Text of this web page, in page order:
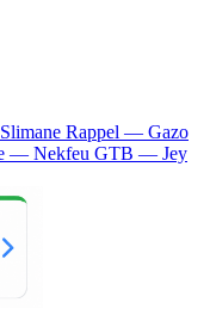
Rappel — Gazo
— Nekfeu GTB — Jey